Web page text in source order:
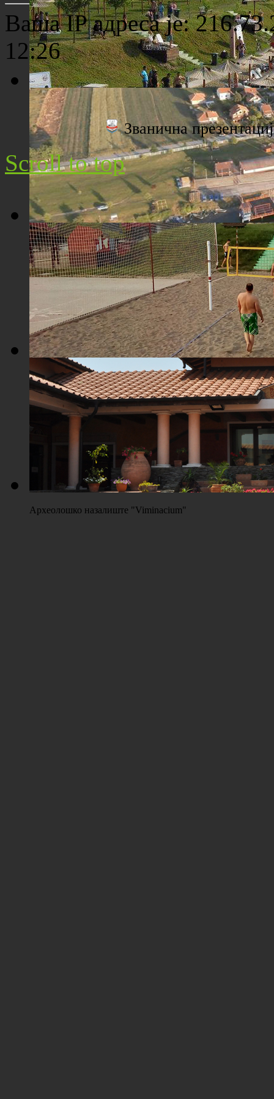
Плажа "Топољар" - Поглед са торња
Плажа "Топољар" - Поглед из ваздуха
Плажа "Топољар" - Терени на песку
Археолошко назалиште "Viminacium"
Ваша IP адреса је:
12:26
Званична
Scroll to top